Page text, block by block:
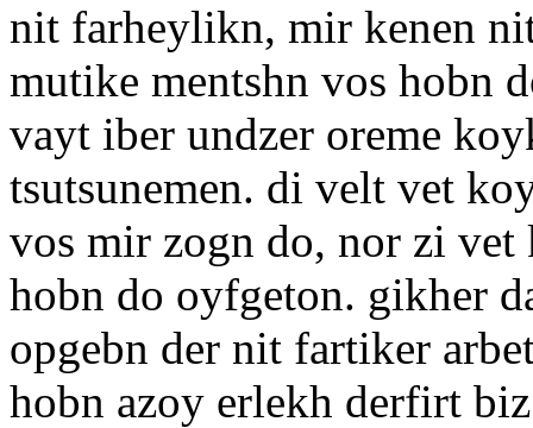
nit farheylikn, mir kenen
mutike mentshn vos hobn
vayt iber undzer oreme
tsutsunemen. di velt vet
vos mir zogn do, nor zi
hobn do oyfgeton. gikher
opgebn der nit fartiker
hobn azoy erlekh derfirt